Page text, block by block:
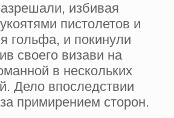
избивая
пистолетов и
гольфа, и покинули
своего визави на
в нескольких
Дело впоследствии
примирением сторон.